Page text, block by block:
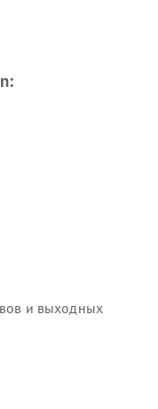
и выходных